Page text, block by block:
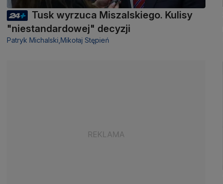
Tusk wyrzuca Miszalskiego. Kulisy
"niestandardowej" decyzji
Patryk Michalski,Mikołaj Stępień